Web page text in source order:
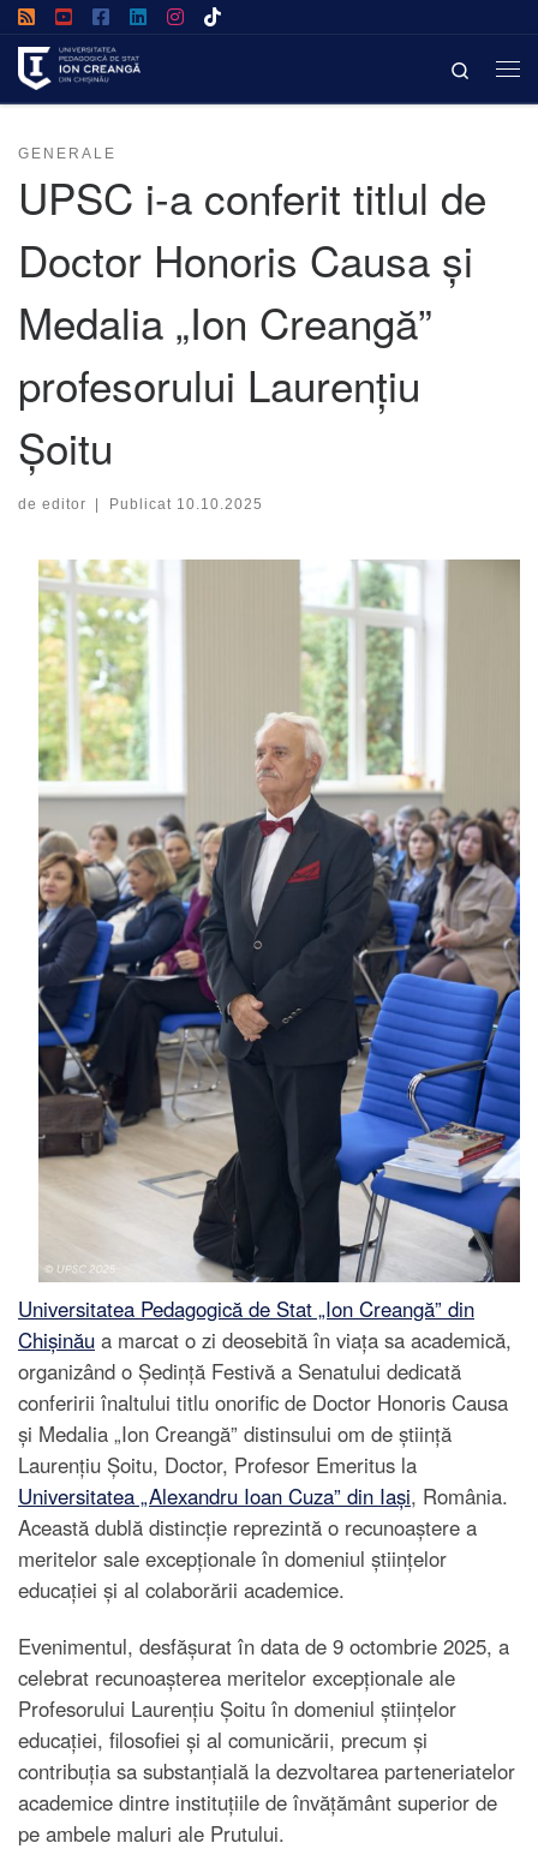
Search
GENERALE
UPSC i-a conferit titlul de
Doctor Honoris Causa și
Medalia „Ion Creangă”
profesorului Laurențiu
Șoitu
de editor | Publicat 10.10.2025
Universitatea Pedagogică de Stat „Ion Creangă” din
Chișinău a marcat o zi deosebită în viața sa academică,
organizând o Ședință Festivă a Senatului dedicată
conferirii înaltului titlu onorific de Doctor Honoris Causa
și Medalia „Ion Creangă” distinsului om de știință
Laurențiu Șoitu, Doctor, Profesor Emeritus la
Universitatea „Alexandru Ioan Cuza” din Iași, România.
Această dublă distincție reprezintă o recunoaștere a
meritelor sale excepționale în domeniul științelor
educației și al colaborării academice.
Evenimentul, desfășurat în data de 9 octombrie 2025, a
celebrat recunoașterea meritelor excepționale ale
Profesorului Laurențiu Șoitu în domeniul științelor
educației, filosofiei și al comunicării, precum și
contribuția sa substanțială la dezvoltarea parteneriatelor
academice dintre instituțiile de învățământ superior de
pe ambele maluri ale Prutului.